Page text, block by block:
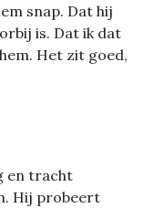
snap. Dat hij
is. Dat ik dat
Het zit goed,
en tracht
Hij probeert